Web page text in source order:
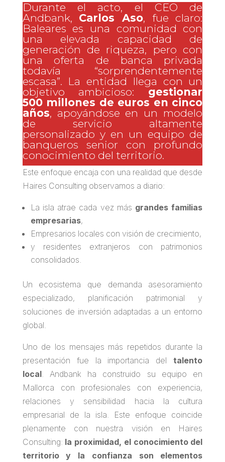
Durante el acto, el CEO de
Andbank, Carlos Aso, fue claro:
Baleares es una comunidad con
una elevada capacidad de
generación de riqueza, pero con
una oferta de banca privada
todavía “sorprendentemente
escasa”. La entidad llega con un
objetivo ambicioso: gestionar
500 millones de euros en cinco
años, apoyándose en un modelo
de servicio altamente
personalizado y en un equipo de
banqueros senior con profundo
conocimiento del territorio.
Este enfoque encaja con una realidad que desde
Haires Consulting observamos a diario:
La isla atrae cada vez más grandes familias
empresarias,
Empresarios locales con visión de crecimiento,
y residentes extranjeros con patrimonios
consolidados.
Un ecosistema que demanda asesoramiento
especializado, planificación patrimonial y
soluciones de inversión adaptadas a un entorno
global.
Uno de los mensajes más repetidos durante la
presentación fue la importancia deltalento
local. Andbank ha construido su equipo en
Mallorca con profesionales con experiencia,
relaciones y sensibilidad hacia la cultura
empresarial de la isla. Este enfoque coincide
plenamente con nuestra visión en Haires
Consulting: la proximidad, el conocimiento del
territorio y la confianza son elementos